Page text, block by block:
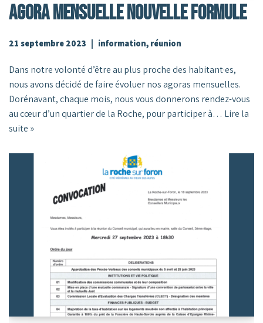
AGORA MENSUELLE NOUVELLE FORMULE
21 septembre 2023 information, réunion
Dans notre volonté d’être au plus proche des habitant·es,
nous avons décidé de faire évoluer nos agoras mensuelles.
Dorénavant, chaque mois, nous vous donnerons rendez-vous
au cœur d’un quartier de la Roche, pour participer à… Lire la
suite »